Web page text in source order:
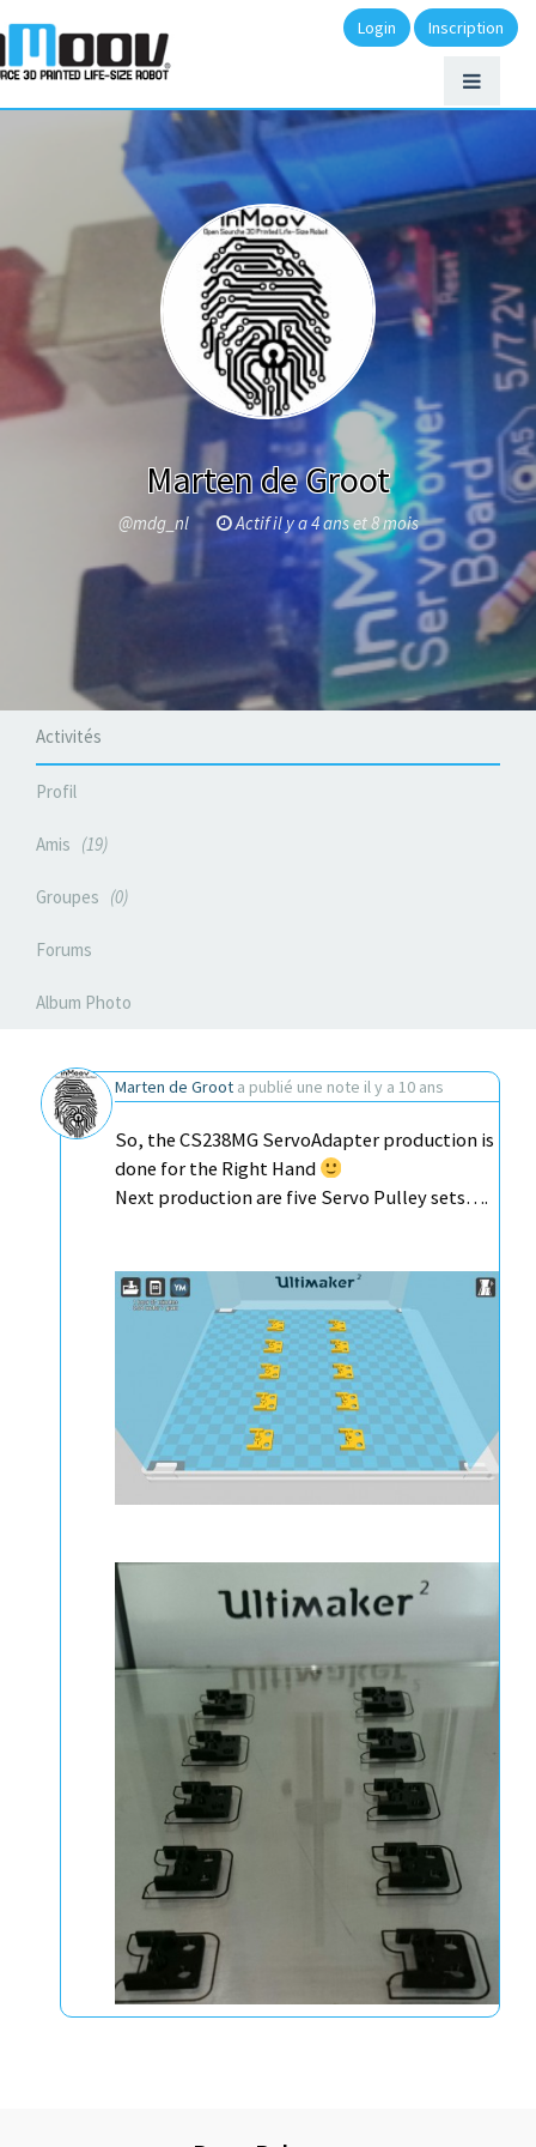
Login Inscription
Marten de Groot
@mdg_nl Actif il y a 4 ans et 8 mois
Activités
Profil
Amis 19
Groupes 0
Forums
Album Photo
Marten de Groot a publié une note il y a 10 ans
So, the CS238MG ServoAdapter production is
done for the Right Hand
Next production are five Servo Pulley sets….